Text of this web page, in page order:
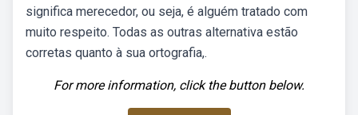
significa merecedor, ou seja, é alguém tratado com
muito respeito. Todas as outras alternativa estão
corretas quanto à sua ortografia,.
For more information, click the button below.